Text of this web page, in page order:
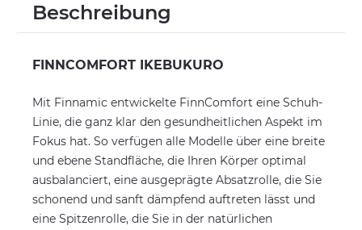
Beschreibung
FINNCOMFORT IKEBUKURO
Mit Finnamic entwickelte FinnComfort eine Schuh-
Linie, die ganz klar den gesundheitlichen Aspekt im
Fokus hat. So verfügen alle Modelle über eine breite
und ebene Standfläche, die Ihren Körper optimal
ausbalanciert, eine ausgeprägte Absatzrolle, die Sie
schonend und sanft dämpfend auftreten lässt und
eine Spitzenrolle, die Sie in der natürlichen